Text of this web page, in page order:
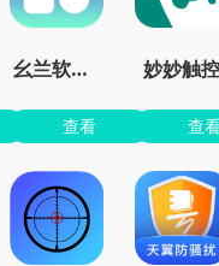
幺兰软件库
查看
妙妙触控
查